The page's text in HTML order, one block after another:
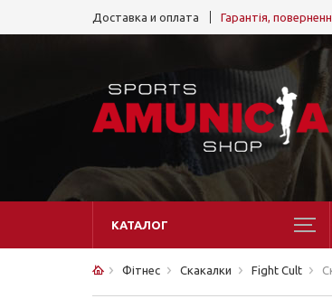
Доставка и оплата Гарантія,
КАТАЛОГ
Фітнес Скакалки Fight Cult